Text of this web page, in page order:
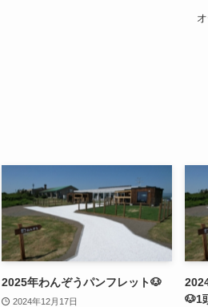
2025年わんぞうパンフレット🐶
2024年12月17日
🐶1